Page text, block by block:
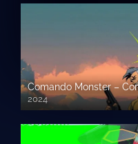
Comando Monster –
2024